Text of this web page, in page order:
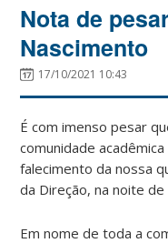
Nota de
Nascimento
17/10/2021 10:43
É com imenso pesar
comunidade
falecimento da nossa
da Direção, na noite
Em nome de toda a